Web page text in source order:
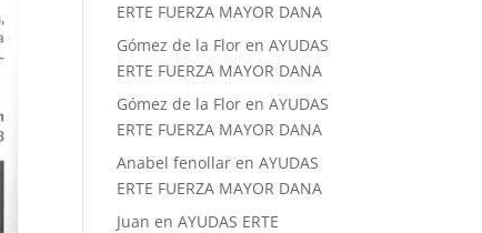
ERTE FUERZA MAYOR DANA
Gómez de la Flor enAYUDAS
ERTE FUERZA MAYOR DANA
Gómez de la Flor enAYUDAS
ERTE FUERZA MAYOR DANA
Anabel fenollar enAYUDAS
ERTE FUERZA MAYOR DANA
Juan enAYUDAS ERTE